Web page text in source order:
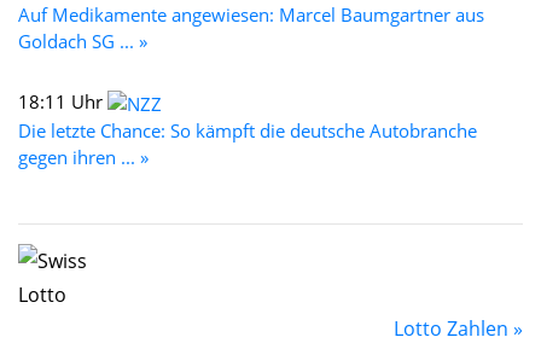
Auf Medikamente angewiesen: Marcel Baumgartner aus
Goldach SG ... »
18:11 Uhr
Die letzte Chance: So kämpft die deutsche Autobranche
gegen ihren ... »
Lotto Zahlen »